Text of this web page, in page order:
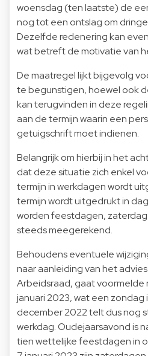
woensdag (ten laatste) de
nog tot een ontslag om
Dezelfde redenering kan
wat betreft de motivatie van
De maatregel lijkt bijgevolg
te begunstigen, hoewel ook
kan terugvinden in deze
aan de termijn waarin een
getuigschrift moet indienen.
Belangrijk om hierbij in het
dat deze situatie zich enkel
termijn in werkdagen wordt
termijn wordt uitgedrukt in
worden feestdagen,
steeds meegerekend.
Behoudens eventuele
naar aanleiding van het
Arbeidsraad, gaat voormelde
januari 2023, wat een zondag
december 2022 telt dus nog
werkdag. Oudejaarsavond is
tien wettelijke feestdagen in